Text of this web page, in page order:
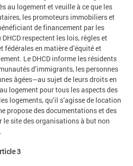
au logement et veuille à ce que les
les promoteurs immobiliers et
de financement par les
respectent les lois, règles et
en matière d’équité et
Le DHCD informe les résidents
d’immigrants, les personnes
âgées—au sujet de leurs droits en
logement pour tous les aspects des
logements, qu’il s’agisse de location
propose des documentations et des
le site des organisations à but non
3